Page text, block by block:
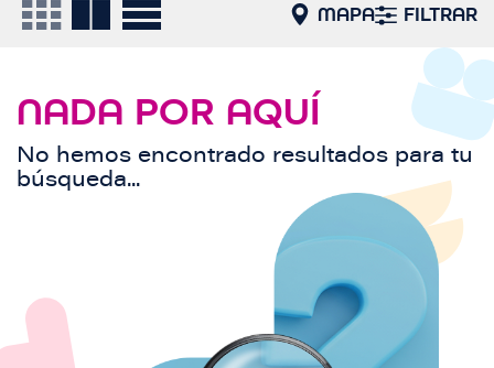
MAPA FILTRAR
NADA POR AQUÍ
No hemos encontrado resultados para tu
búsqueda...